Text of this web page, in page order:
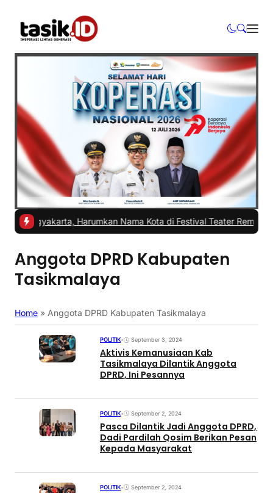
Harumkan Nama Kota di Festival Teater Remaja
Anggota DPRD Kabupaten
Tasikmalaya
Home » Anggota DPRD Kabupaten Tasikmalaya
POLITIK• September 3, 2024
Aktivis Kemanusiaan Kab
Tasikmalaya Dilantik Anggota
DPRD, Ini Pesannya
POLITIK• September 2, 2024
Pasca Dilantik Jadi Anggota DPRD,
Dadi Pardilah Qosim Berikan Pesan
Kepada Masyarakat
POLITIK• September 2, 2024